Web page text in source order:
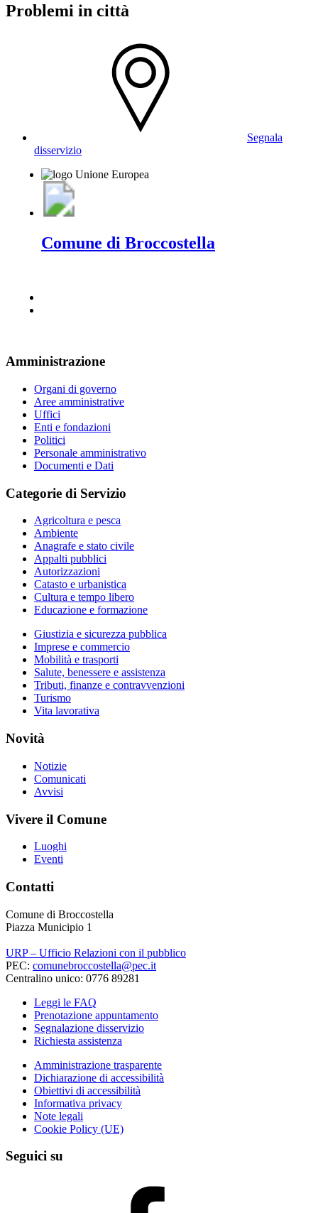
Problemi in città
Segnala
disservizio
Comune di Broccostella
Amministrazione
Organi di governo
Aree amministrative
Uffici
Enti e fondazioni
Politici
Personale amministrativo
Documenti e Dati
Categorie di Servizio
Agricoltura e pesca
Ambiente
Anagrafe e stato civile
Appalti pubblici
Autorizzazioni
Catasto e urbanistica
Cultura e tempo libero
Educazione e formazione
Giustizia e sicurezza pubblica
Imprese e commercio
Mobilità e trasporti
Salute, benessere e assistenza
Tributi, finanze e contravvenzioni
Turismo
Vita lavorativa
Novità
Notizie
Comunicati
Avvisi
Vivere il Comune
Luoghi
Eventi
Contatti
Comune di Broccostella
Piazza Municipio 1
URP – Ufficio Relazioni con il pubblico
PEC: comunebroccostella@pec.it
Centralino unico: 0776 89281
Leggi le FAQ
Prenotazione appuntamento
Segnalazione disservizio
Richiesta assistenza
Amministrazione trasparente
Dichiarazione di accessibilità
Obiettivi di accessibilità
Informativa privacy
Note legali
Cookie Policy (UE)
Seguici su